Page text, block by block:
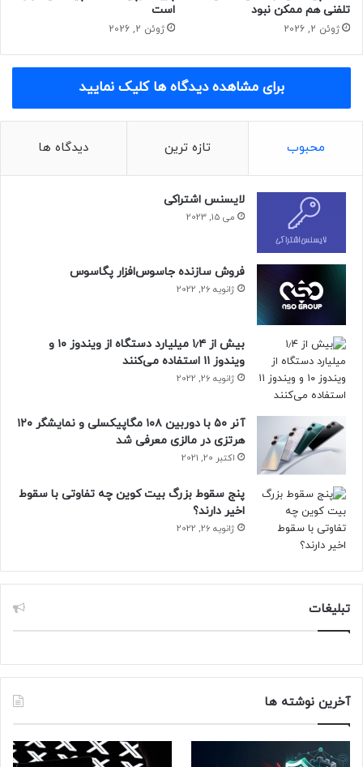
حافظه: ۸ گیگابایت رم
Windows Account Manager
قابلیت مجازی‌سازی سخت‌افزاری باید روشن باشد
حتما بخوانید : چینی‌ها رؤیای اپل را به واقعیت تبدیل کردند:
رونمایی عینک واقعیت افزوده میکرو اولد
منبع : زومیت
بازی سیستم عامل
تلفنی هم ممکن نبود
ژوئن 2, 2026
است
ژوئن 2, 2026
برای مشاهده دیدگاه ها کلیک نمایید
محبوب تازه ترین دیدگاه ها
لایسنس اشتراکی
می 15, 2023
فروش سازنده جاسوس‌افزار پگاسوس
ژانویه 26, 2022
بیش از ۱٫۴ میلیارد دستگاه از ویندوز ۱۰ و
ویندوز ۱۱ استفاده می‌کنند
ژانویه 26, 2022
آنر ۵۰ با دوربین ۱۰۸ مگاپیکسلی و نمایشگر ۱۲۰
هرتزی در مالزی معرفی شد
اکتبر 20, 2021
پنج سقوط بزرگ بیت کوین چه تفاوتی با سقوط
اخیر دارند؟
ژانویه 26, 2022
تبلیغات
آخرین نوشته ها